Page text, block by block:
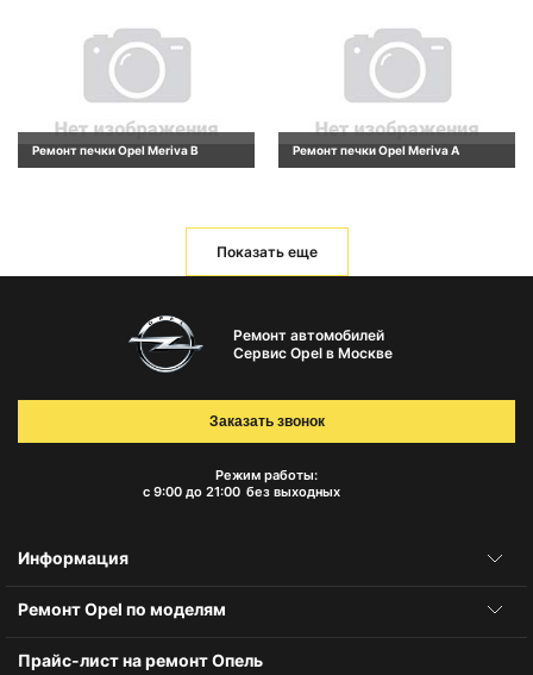
Ремонт печки Opel Meriva B Ремонт печки Opel Meriva A
Показать еще
Ремонт автомобилей
Сервис Opel в Москве
Режим работы:
с 9:00 до 21:00 без выходных
Заказать звонок
Информация
Ремонт Opel по моделям
Прайс-лист на ремонт Опель